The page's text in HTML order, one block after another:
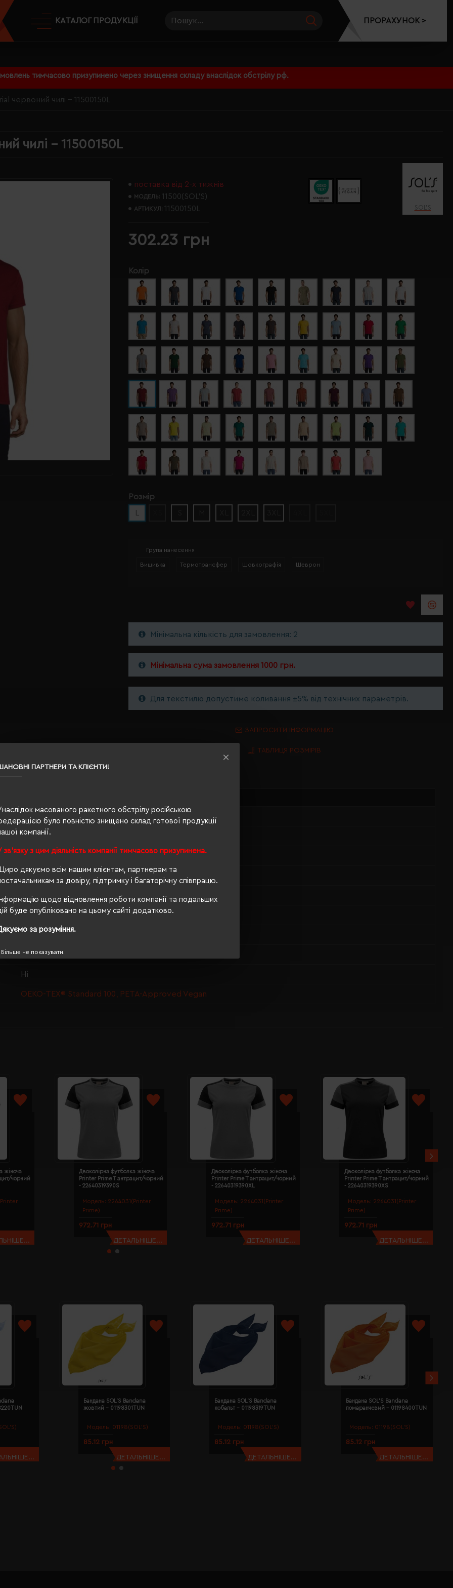
ПАРТНЕРИ ТА КЛІЄНТИ!
масованого ракетного обстрілу російською
було повністю знищено склад готової продукції
компанії.
зв'язку з цим діяльність компанії тимчасово призупинена.
дякуємо всім нашим клієнтам, партнерам та
за довіру, підтримку і багаторічну співпрацю.
щодо відновлення роботи компанії та подальших
буде опубліковано на цьому сайті додатково.
за розуміння.
Більше не показувати.
тимчасово призупинено через знищення складу внаслідок обстрілу рф.
КАТАЛОГ ПРОДУКЦІЇ ПРОРАХУНОК >
червоний чилі - 11500150L
чилі - 11500150L
поставка від 2-х тижнів
МОДЕЛЬ: 11500(SOL’S)
АРТИКУЛ: 11500150L SOL’S
302.23 грн
Колір
Розмір
Група нанесення
Вишивка Термотрансфер Шовкографія Шеврон
Мінімальна кількість для замовлення: 2
Мінімальна сума замовлення 1000 грн.
Для текстилю допустиме коливання ±5% від технічних параметрів.
ЗАПРОСИТИ ІНФОРМАЦІЮ
ТАБЛИЦЯ РОЗМІРІВ
червоний чилі
0.184
100% бавовна
унісекс
74/56
190 г/м²
прямий
Ні
OEKO-TEX® Standard 100, PETA-Approved Vegan
жіноча
чорний
Модель: 2264031(Printer
Prime)
Двоколірна футболка жіноча
Printer Prime T антрацит/чорний
- 22640319390S
972.71 грн
ДЕТАЛЬНІШЕ...
Модель: 2264031(Printer
Prime)
Двоколірна футболка жіноча
Printer Prime T антрацит/чорний
- 22640319390XL
972.71 грн
ДЕТАЛЬНІШЕ...
Модель: 2264031(Printer
Prime)
Двоколірна футболка жіноча
Printer Prime T антрацит/чорний
- 22640319390XS
972.71 грн
ДЕТАЛЬНІШЕ...
Модель: 01198(SOL’S)
Бандана SOL'S Bandana
жовтий - 01198301TUN
85.12 грн
ДЕТАЛЬНІШЕ...
Модель: 01198(SOL’S)
Бандана SOL'S Bandana
кобальт - 01198319TUN
85.12 грн
ДЕТАЛЬНІШЕ...
Модель: 01198(SOL’S)
Бандана SOL'S Bandana
помаранчевий - 01198400TUN
85.12 грн
ДЕТАЛЬНІШЕ...